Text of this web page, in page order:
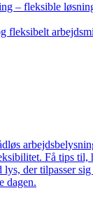
– fleksible
fleksibelt
Få tips til,
der tilpasser
dagen.